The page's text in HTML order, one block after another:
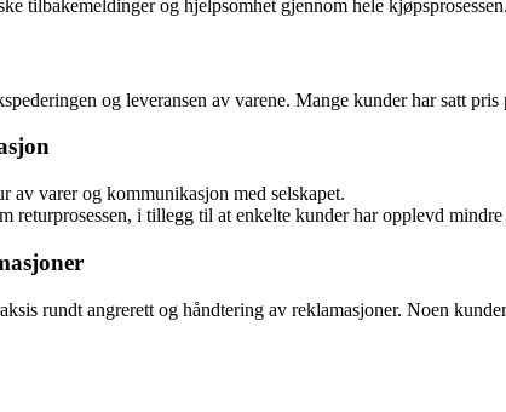
tilbakemeldinger og hjelpsomhet gjennom hele kjøpsprosessen.
og leveransen av varene. Mange kunder har satt
varer og kommunikasjon med selskapet.
returprosessen, i tillegg til at enkelte kunder har opplevd
rundt angrerett og håndtering av reklamasjoner. Noen